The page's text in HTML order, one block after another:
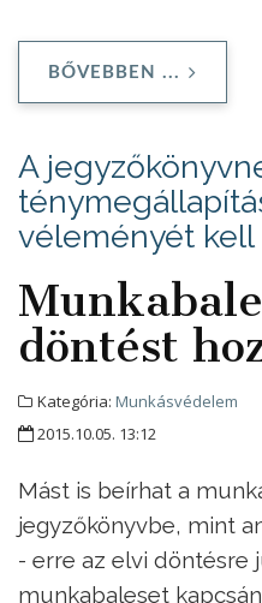
BŐVEBBEN ...
A
véleményét kell
döntést
Kategória: Munkásvédelem
2015.10.05. 13:12
Mást is beírhat a
jegyzőkönyvbe, mint
- erre az elvi döntésre
munkabaleset